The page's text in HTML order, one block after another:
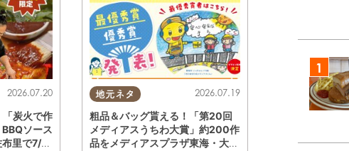
2026.07.20
「炭火で作
ソース
布里で7/2
地元ネタ 2026.07.19
粗品＆バッグ貰える！「第20回
メディアスうちわ大賞」約200作
品をメディアスプラザ東海・大府